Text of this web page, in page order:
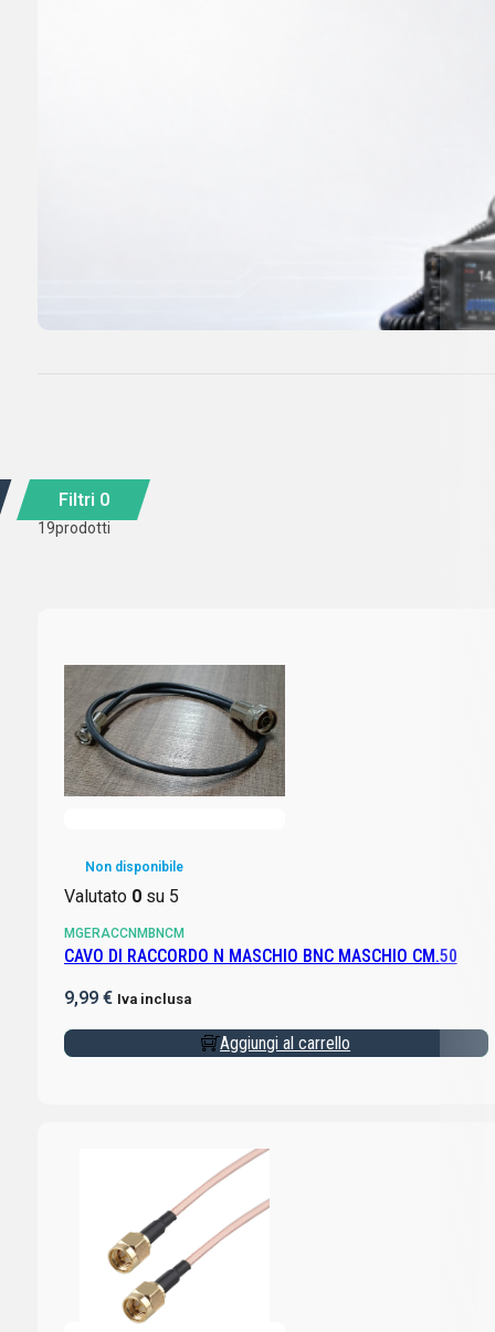
Filtri 0
19prodotti
Non disponibile
Valutato 0su 5
MGERACCNMBNCM
CAVO DI RACCORDO N MASCHIO BNC MASCHIO CM.50
9,99 € Iva inclusa
Aggiungi al carrello